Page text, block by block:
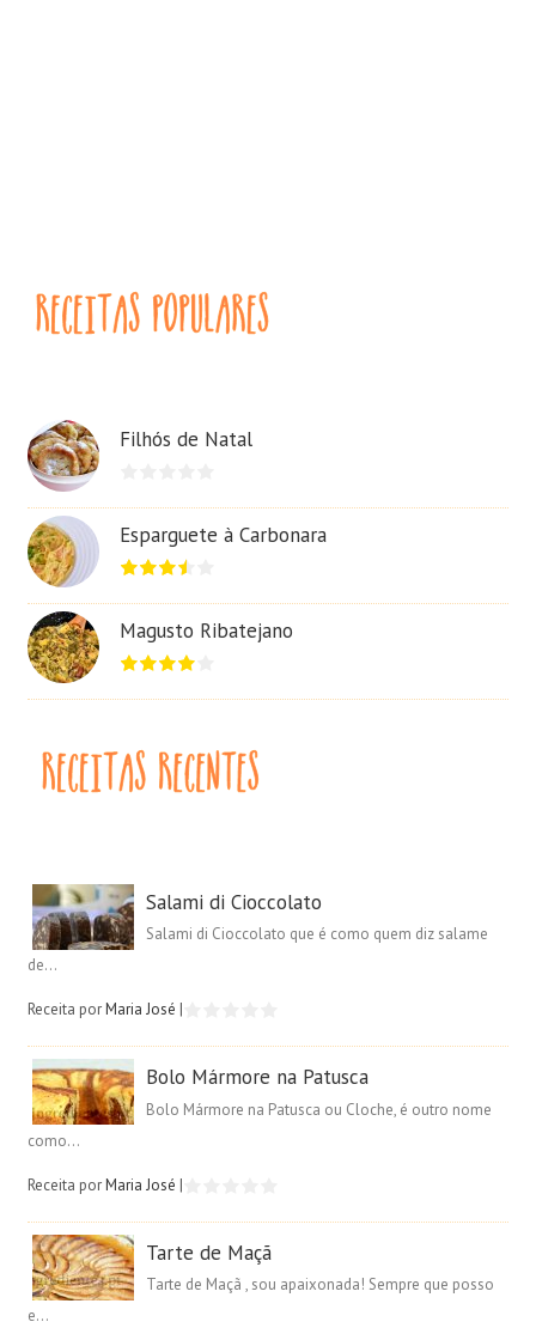
Filhós de Natal
Esparguete à Carbonara
Magusto Ribatejano
Salami di Cioccolato
Salami di Cioccolato que é como quem diz salame
de...
Receita porMaria José |
Bolo Mármore na Patusca
Bolo Mármore na Patusca ou Cloche, é outro nome
como...
Receita porMaria José |
Tarte de Maçã
Tarte de Maçã , sou apaixonada! Sempre que posso
e...